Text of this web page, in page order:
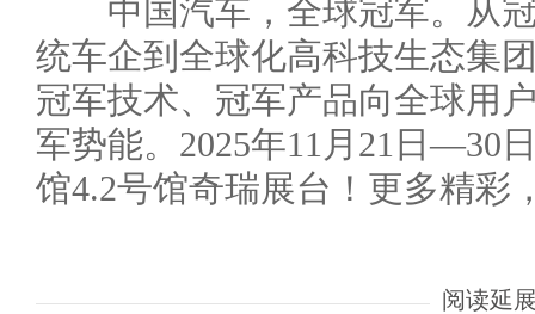
中国汽车，全球冠军。从冠
统车企到全球化高科技生态集
冠军技术、冠军产品向全球用
军势能。2025年11月21日—30
馆4.2号馆奇瑞展台！更多精彩
阅读延